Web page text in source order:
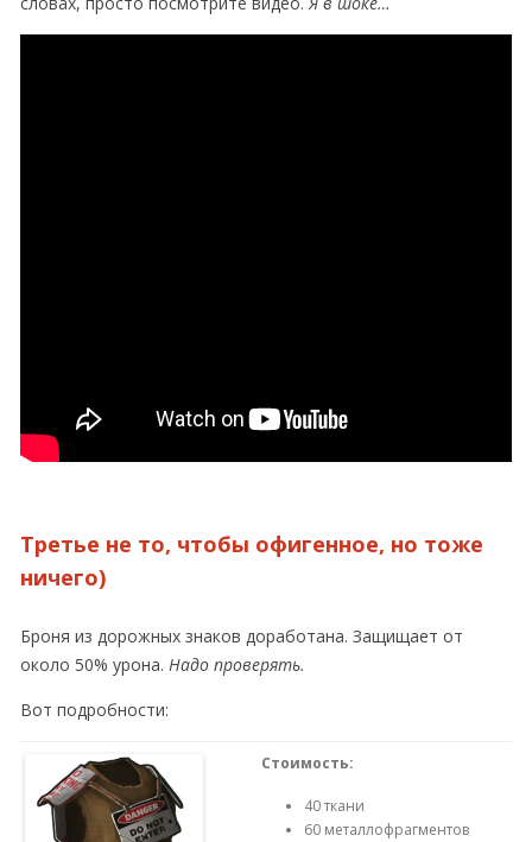
Третье не то, чтобы офигенное, но тоже
ничего)
Броня из дорожных знаков доработана. Защищает от
около 50% урона. Надо проверять.
Вот подробности:
Стоимость:
40 ткани
60 металлофрагментов